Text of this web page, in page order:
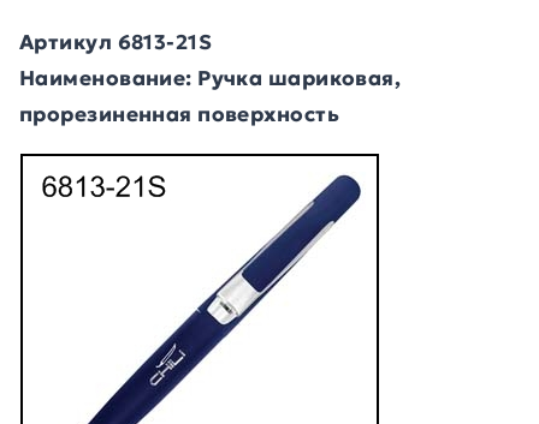
Артикул 6813-21S
Наименование: Ручка шариковая,
прорезиненная поверхность